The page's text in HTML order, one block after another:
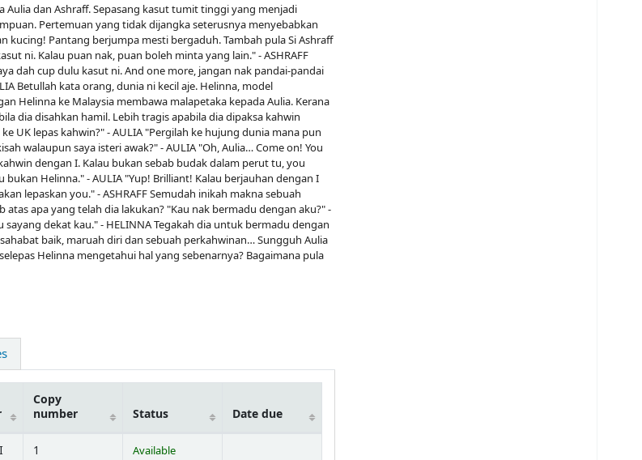
dan Ashraff. Sepasang kasut tumit tinggi yang menjadi
Pertemuan yang tidak dijangka seterusnya menyebabkan
kucing! Pantang berjumpa mesti bergaduh. Tambah pula Si Ashraff
ni. Kalau puan nak, puan boleh minta yang lain." - ASHRAFF
dah cup dulu kasut ni. And one more, jangan nak pandai-pandai
Betullah kata orang, dunia ni kecil aje. Helinna, model
Helinna ke Malaysia membawa malapetaka kepada Aulia. Kerana
dia disahkan hamil. Lebih tragis apabila dia dipaksa kahwin
UK lepas kahwin?" - AULIA "Pergilah ke hujung dunia mana pun
walaupun saya isteri awak?" - AULIA "Oh, Aulia… Come on! You
dengan I. Kalau bukan sebab budak dalam perut tu, you
Helinna." - AULIA "Yup! Brilliant! Kalau berjauhan dengan I
lepaskan you." - ASHRAFF Semudah inikah makna sebuah
apa yang telah dia lakukan? "Kau nak bermadu dengan aku?" -
dekat kau." - HELINNA Tegakah dia untuk bermadu dengan
baik, maruah diri dan sebuah perkahwinan… Sungguh Aulia
Helinna mengetahui hal yang sebenarnya? Bagaimana pula
Copy
number
Status Date due
1 Available